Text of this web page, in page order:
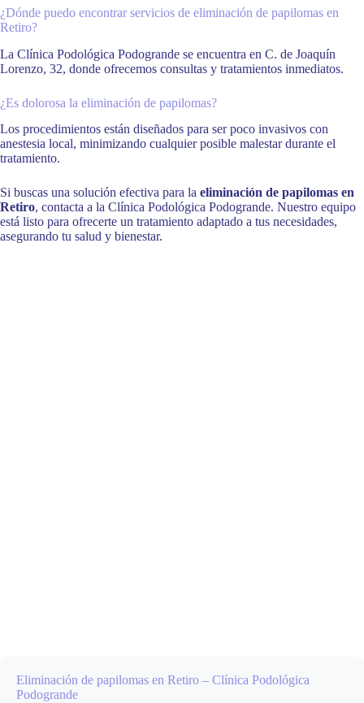
¿Dónde puedo encontrar servicios de eliminación de papilomas en
Retiro?
La Clínica Podológica Podogrande se encuentra en C. de Joaquín
Lorenzo, 32, donde ofrecemos consultas y tratamientos inmediatos.
¿Es dolorosa la eliminación de papilomas?
Los procedimientos están diseñados para ser poco invasivos con
anestesia local, minimizando cualquier posible malestar durante el
tratamiento.
Si buscas una solución efectiva para la eliminación de papilomas en
Retiro, contacta a la Clínica Podológica Podogrande. Nuestro equipo
está listo para ofrecerte un tratamiento adaptado a tus necesidades,
asegurando tu salud y bienestar.
Eliminación de papilomas en Retiro – Clínica Podológica
Podogrande